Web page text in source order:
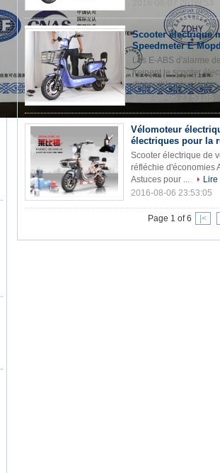
2016-08-07 20:09:53
Scooter électrique
Speedmeter E
Les E-ABS d'alarme
freinent le scooter
disponible pour
2016-08-06 23:53:05
Vélomoteur
électriques pour la
Scooter électrique de
réfléchie d'économies
Astuces pour ...
Lire
2016-08-06 23:53:05
Page 1 of 6 |<